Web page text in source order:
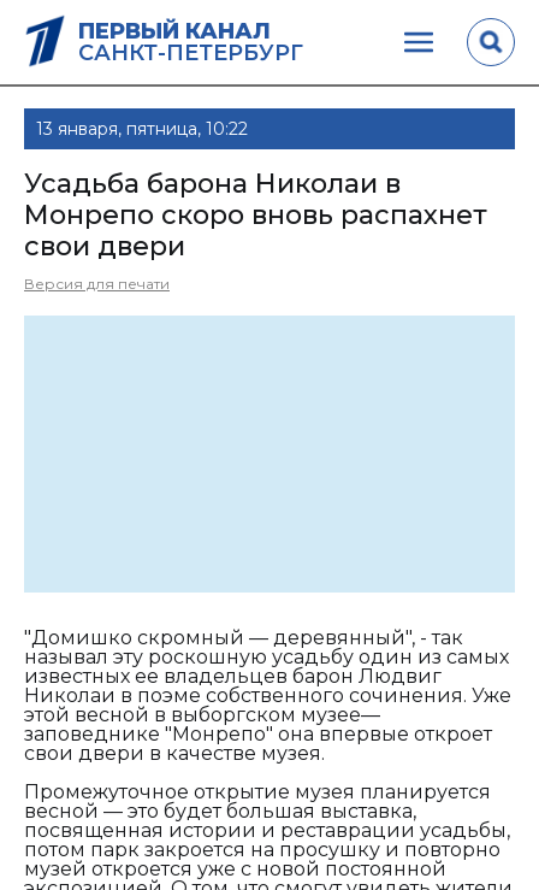
ПЕРВЫЙ КАНАЛ
САНКТ-ПЕТЕРБУРГ
13 января, пятница, 10:22
Усадьба барона Николаи в
Монрепо скоро вновь распахнет
свои двери
Версия для печати
"Домишко скромный — деревянный", - так
называл эту роскошную усадьбу один из самых
известных ее владельцев барон Людвиг
Николаи в поэме собственного сочинения. Уже
этой весной в выборгском музее—
заповеднике "Монрепо" она впервые откроет
свои двери в качестве музея.
Промежуточное открытие музея планируется
весной — это будет большая выставка,
посвященная истории и реставрации усадьбы,
потом парк закроется на просушку и повторно
музей откроется уже с новой постоянной